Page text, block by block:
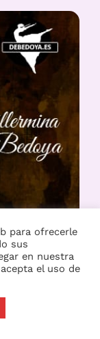
para ofrecerle
sus
en nuestra
el uso de